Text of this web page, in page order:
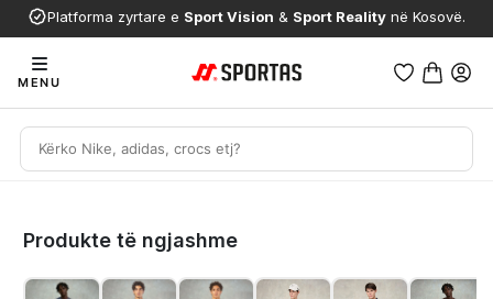
Platforma zyrtare e Sport Vision & Sport Reality në Kosovë.
MENU
Produkte të ngjashme